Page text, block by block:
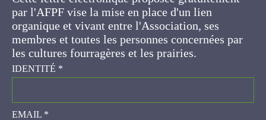
d'un lien organique et vivant entre l'Association,
ses membres et toutes les personnes
concernées par les cultures fourragères et les
prairies.
IDENTITÉ*
EMAIL*